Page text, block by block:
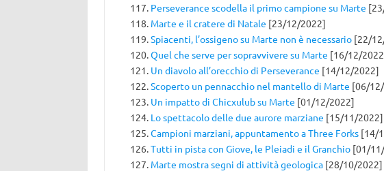
Perseverance scodella il primo campione su Marte
Marte e il cratere di Natale [23/12/2022]
Spiacenti, l’ossigeno su Marte non è necessario[22/
Quel che serve per sopravvivere su Marte [16/12/
Un diavolo all’orecchio di Perseverance [14/12/2022]
Scoperto un pennacchio nel mantello di Marte [06/
Un impatto di Chicxulub su Marte [01/12/2022]
Lo spettacolo delle due aurore marziane [15/11/2022]
Campioni marziani, appuntamento a Three Forks[14/
Tutti in pista con Giove, le Pleiadi e il Granchio[01/
Marte mostra segni di attività geologica[28/10/2022]